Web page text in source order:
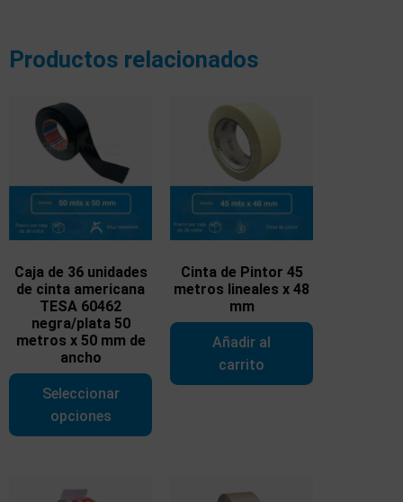
Productos relacionados
Caja de 36 unidades
de cinta americana
TESA 60462
negra/plata 50
metros x 50 mm de
ancho
Seleccionar
opciones
Cinta de Pintor 45
metros lineales x 48
mm
Añadir al
carrito